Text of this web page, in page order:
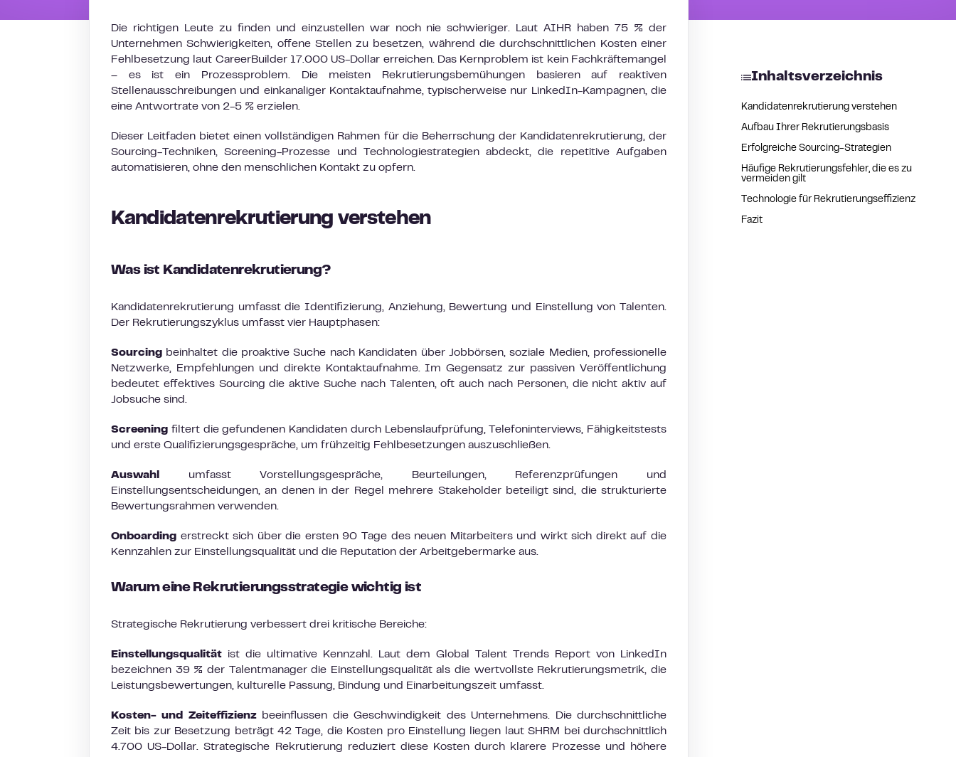
Inhaltsverzeichnis
Kandidatenrekrutierung verstehen
Aufbau Ihrer Rekrutierungsbasis
Erfolgreiche Sourcing-Strategien
Häufige Rekrutierungsfehler, die es zu
vermeiden gilt
Technologie für Rekrutierungseffizienz
Fazit
Die richtigen Leute zu finden und einzustellen war noch nie schwieriger. Laut AIHR haben 75 % der
Unternehmen Schwierigkeiten, offene Stellen zu besetzen, während die durchschnittlichen Kosten einer
Fehlbesetzung laut CareerBuilder 17.000 US-Dollar erreichen. Das Kernproblem ist kein Fachkräftemangel
– es ist ein Prozessproblem. Die meisten Rekrutierungsbemühungen basieren auf reaktiven
Stellenausschreibungen und einkanaliger Kontaktaufnahme, typischerweise nur LinkedIn-Kampagnen, die
eine Antwortrate von 2-5 % erzielen.
Dieser Leitfaden bietet einen vollständigen Rahmen für die Beherrschung der Kandidatenrekrutierung, der
Sourcing-Techniken, Screening-Prozesse und Technologiestrategien abdeckt, die repetitive Aufgaben
automatisieren, ohne den menschlichen Kontakt zu opfern.
Kandidatenrekrutierung verstehen
Was ist Kandidatenrekrutierung?
Kandidatenrekrutierung umfasst die Identifizierung, Anziehung, Bewertung und Einstellung von Talenten.
Der Rekrutierungszyklus umfasst vier Hauptphasen:
Sourcing beinhaltet die proaktive Suche nach Kandidaten über Jobbörsen, soziale Medien, professionelle
Netzwerke, Empfehlungen und direkte Kontaktaufnahme. Im Gegensatz zur passiven Veröffentlichung
bedeutet effektives Sourcing die aktive Suche nach Talenten, oft auch nach Personen, die nicht aktiv auf
Jobsuche sind.
Screening filtert die gefundenen Kandidaten durch Lebenslaufprüfung, Telefoninterviews, Fähigkeitstests
und erste Qualifizierungsgespräche, um frühzeitig Fehlbesetzungen auszuschließen.
Auswahl
umfasst Vorstellungsgespräche, Beurteilungen, Referenzprüfungen und
Einstellungsentscheidungen, an denen in der Regel mehrere Stakeholder beteiligt sind, die strukturierte
Bewertungsrahmen verwenden.
Onboarding erstreckt sich über die ersten 90 Tage des neuen Mitarbeiters und wirkt sich direkt auf die
Kennzahlen zur Einstellungsqualität und die Reputation der Arbeitgebermarke aus.
Warum eine Rekrutierungsstrategie wichtig ist
Strategische Rekrutierung verbessert drei kritische Bereiche:
Einstellungsqualität ist die ultimative Kennzahl. Laut dem Global Talent Trends Report von LinkedIn
bezeichnen 39 % der Talentmanager die Einstellungsqualität als die wertvollste Rekrutierungsmetrik, die
Leistungsbewertungen, kulturelle Passung, Bindung und Einarbeitungszeit umfasst.
Kosten- und Zeiteffizienzbeeinflussen die Geschwindigkeit des Unternehmens. Die durchschnittliche
Zeit bis zur Besetzung beträgt 42 Tage, die Kosten pro Einstellung liegen laut SHRM bei durchschnittlich
4.700 US-Dollar. Strategische Rekrutierung reduziert diese Kosten durch klarere Prozesse und höhere